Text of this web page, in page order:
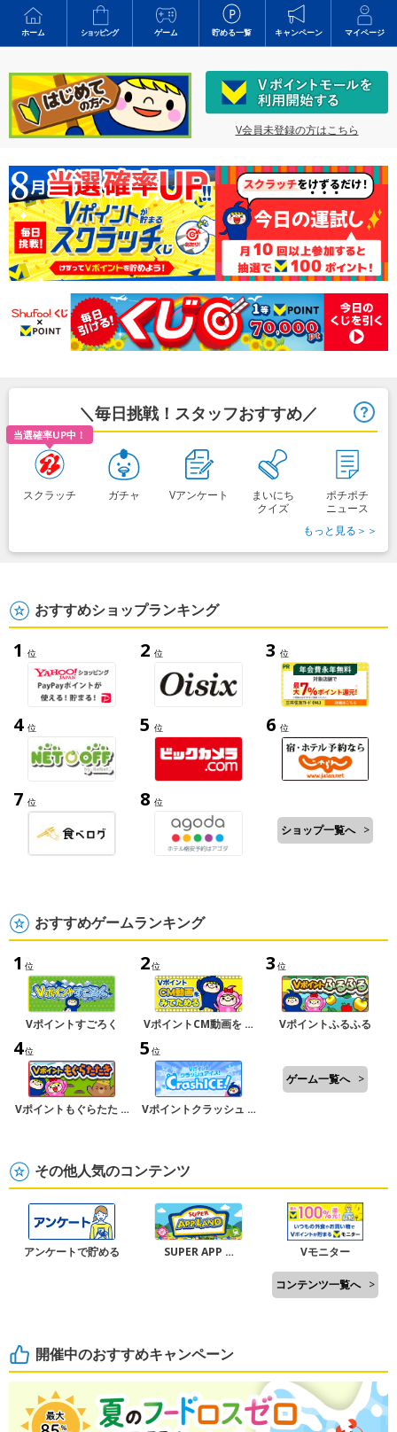
ホーム ショッピング ゲーム 貯める一覧 キャンペーン マイページ
V会員未登録の方はこちら
＼毎日挑戦！スタッフおすすめ／
当選確率UP中！
スクラッチ ガチャ Vアンケート
まいにち
クイズ
ポチポチ
ニュース
もっと見る＞＞
おすすめショップランキング
1 位 2 位 3 位
4 位 5 位 6 位
7 位 8 位
ショップ一覧へ >
おすすめゲームランキング
1 位
Vポイントすごろく
2位
VポイントCM動画を …
3 位
Vポイントふるふる
4位
Vポイントもぐらたた …
5 位
Vポイントクラッシュ …
ゲーム一覧へ >
その他人気のコンテンツ
アンケートで貯める SUPER APP … Vモニター
コンテンツ一覧へ >
開催中のおすすめキャンペーン